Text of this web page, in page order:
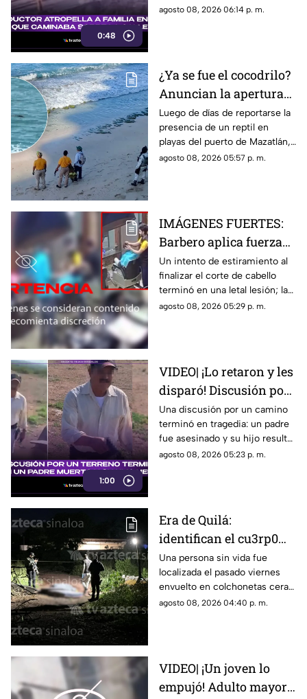
0:48
una familia entera.
agosto 08, 2026 06:14 p. m.
¿Ya se fue el cocodrilo?
Anuncian la apertura
de playas en Mazatlán
tras cuatro días
cerradas
Luego de días de reportarse la
presencia de un reptil en
playas del puerto de Mazatlán,
autoridades confirmaron la
agosto 08, 2026 05:57 p. m.
IMÁGENES FUERTES:
Barbero aplica fuerza
de más y le rompe el
cuello a un cliente en
pleno corte
Un intento de estiramiento al
finalizar el corte de cabello
terminó en una letal lesión; las
estremecedoras imágenes
agosto 08, 2026 05:29 p. m.
1:00
VIDEO| ¡Lo retaron y les
disparó! Discusión por
un terreno termina con
un padre muerto y su
hijo herido
Una discusión por un camino
terminó en tragedia: un padre
fue asesinado y su hijo resultó
herido.
agosto 08, 2026 05:23 p. m.
Era de Quilá:
identifican el cu3rp0
envuelto en
colchonetas hallado en
Los Cerritos, Culiacán
Una persona sin vida fue
localizada el pasado viernes
envuelto en colchonetas cera
del sector de Los Cerritos, en
agosto 08, 2026 04:40 p. m.
VIDEO| ¡Un joven lo
empujó! Adulto mayor